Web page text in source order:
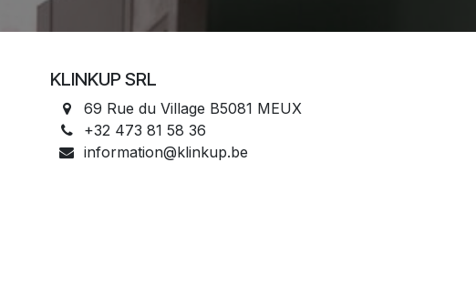
KLINKUP SRL
69 Rue du Village B5081 MEUX
+32 473 81 58 36
information@klinkup.be